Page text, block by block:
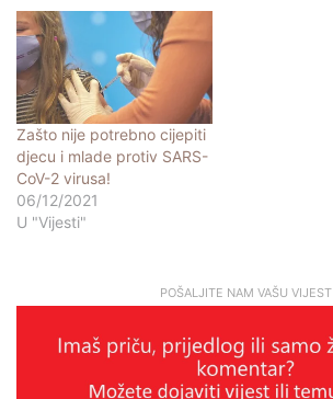
Zašto nije potrebno cijepiti
djecu i mlade protiv SARS-
CoV-2 virusa!
06/12/2021
U "Vijesti"
POŠALJITE NAM VAŠU VIJEST